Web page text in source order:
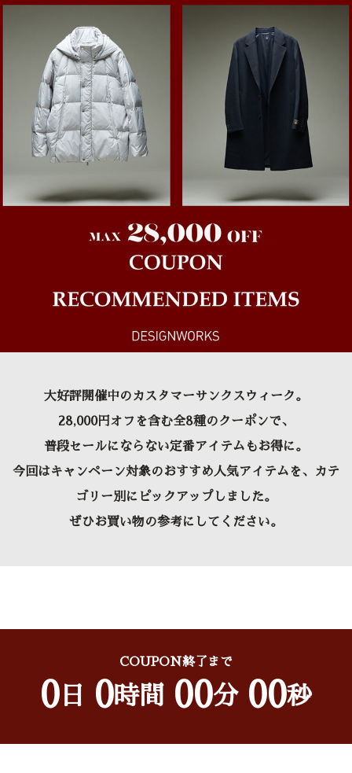
大好評開催中のカスタマーサンクスウィーク。
28,000円オフを含む全8種のクーポンで、
普段セールにならない定番アイテムもお得に。
今回はキャンペーン対象のおすすめ人気アイテムを、カテ
ゴリー別にピックアップしました。
ぜひお買い物の参考にしてください。
COUPON終了まで
0 日 0時間 00分 00秒